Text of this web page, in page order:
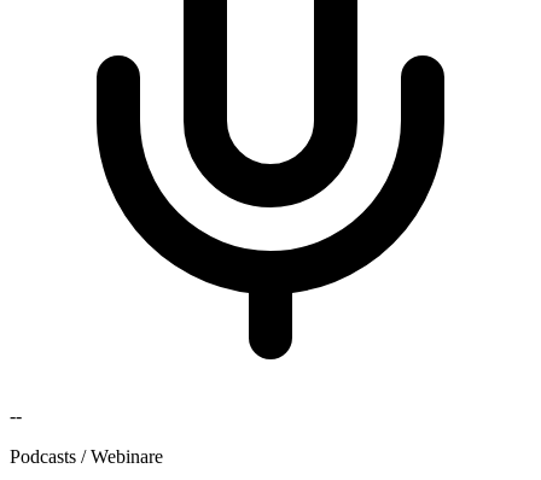
--
Podcasts / Webinare